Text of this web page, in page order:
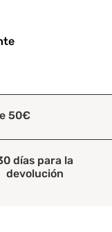
50€
días para la
devolución